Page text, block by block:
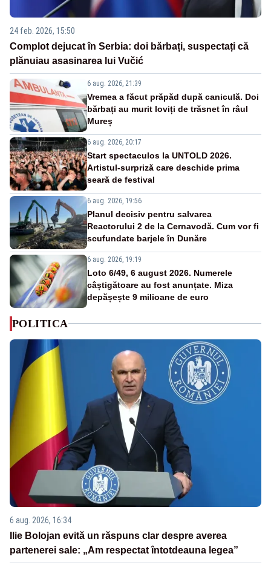
24 feb. 2026, 15:50
Complot dejucat în Serbia: doi bărbați, suspectați că
plănuiau asasinarea lui Vučić
6 aug. 2026, 21:39
Vremea a făcut prăpăd după caniculă. Doi
bărbați au murit loviți de trăsnet în râul
Mureș
6 aug. 2026, 20:17
Start spectaculos la UNTOLD 2026.
Artistul-surpriză care deschide prima
seară de festival
6 aug. 2026, 19:56
Planul decisiv pentru salvarea
Reactorului 2 de la Cernavodă. Cum vor fi
scufundate barjele în Dunăre
6 aug. 2026, 19:19
Loto 6/49, 6 august 2026. Numerele
câștigătoare au fost anunțate. Miza
depășește 9 milioane de euro
POLITICA
6 aug. 2026, 16:34
Ilie Bolojan evită un răspuns clar despre averea
partenerei sale: „Am respectat întotdeauna legea”